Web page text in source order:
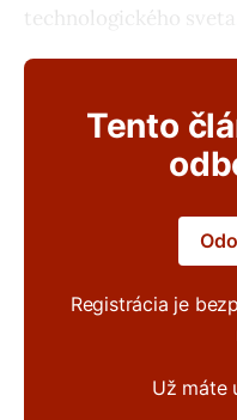
technologického sveta.
Tento
Registrácia je
Už máte